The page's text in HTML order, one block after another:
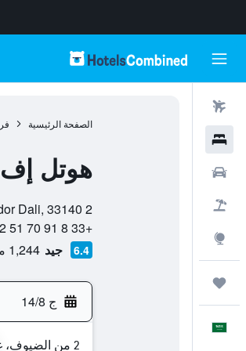
الصفحة الرئيسية
هوتل إف 1 بوردو سود فيليناف دورنون هوتل
2 rue Salvador Dali, 33140, فيلناف دورنون, إقليم جيروند, فرنسا
+33 8 91 70 51 92
6.4 جيد 1,244 من التقييمات تم التحقق منها
ج 14/8
2 من الضيوف، غرفة واحدة